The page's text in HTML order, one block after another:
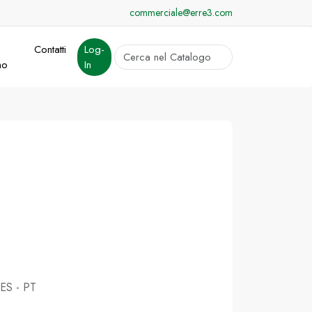
commerciale@erre3.com
Contatti
Log-
In
cerca
- PT